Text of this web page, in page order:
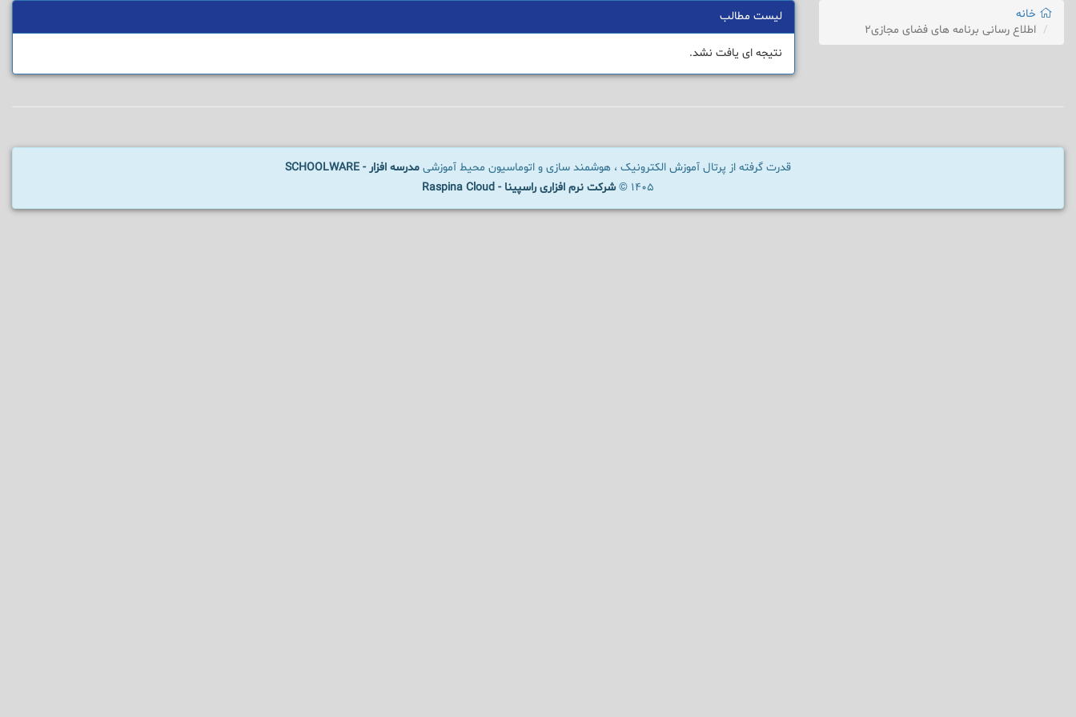
لیست مطالب
نتیجه ای یافت نشد.
خانه
اطلاع رسانی برنامه های فضای مجازی2
قدرت گرفته از پرتال آموزش الکترونیک ، هوشمند سازی و اتوماسیون محیط آموزشی مدرسه افزار - SCHOOLWARE
1405 ©
شرکت نرم افزاری راسپینا - Raspina Cloud